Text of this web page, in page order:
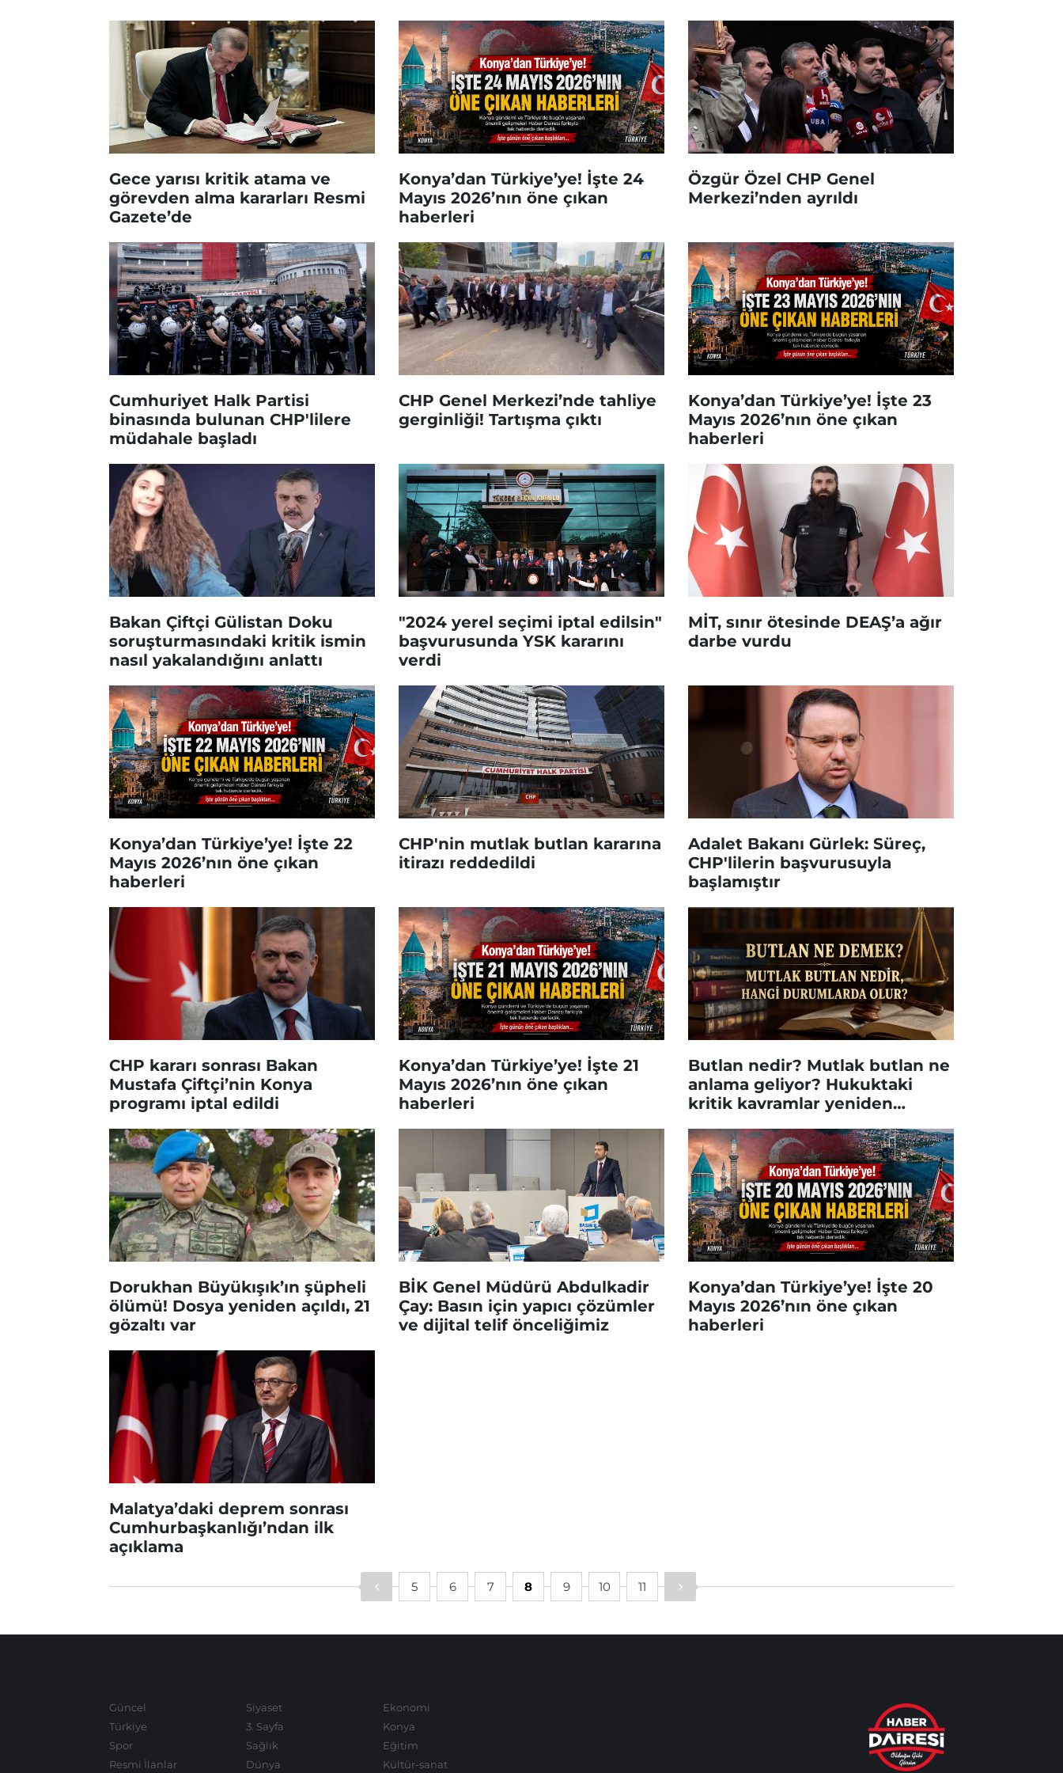
Gece yarısı kritik atama ve
görevden alma kararları Resmi
Gazete’de
Konya’dan Türkiye’ye! İşte 24
Mayıs 2026’nın öne çıkan
haberleri
Özgür Özel CHP Genel
Merkezi’nden ayrıldı
Cumhuriyet Halk Partisi
binasında bulunan CHP'lilere
müdahale başladı
CHP Genel Merkezi’nde tahliye
gerginliği! Tartışma çıktı
Konya’dan Türkiye’ye! İşte 23
Mayıs 2026’nın öne çıkan
haberleri
Bakan Çiftçi Gülistan Doku
soruşturmasındaki kritik ismin
nasıl yakalandığını anlattı
"2024 yerel seçimi iptal edilsin"
başvurusunda YSK kararını
verdi
MİT, sınır ötesinde DEAŞ’a ağır
darbe vurdu
Konya’dan Türkiye’ye! İşte 22
Mayıs 2026’nın öne çıkan
haberleri
CHP'nin mutlak butlan kararına
itirazı reddedildi
Adalet Bakanı Gürlek: Süreç,
CHP'lilerin başvurusuyla
başlamıştır
CHP kararı sonrası Bakan
Mustafa Çiftçi’nin Konya
programı iptal edildi
Konya’dan Türkiye’ye! İşte 21
Mayıs 2026’nın öne çıkan
haberleri
Butlan nedir? Mutlak butlan ne
anlama geliyor? Hukuktaki
kritik kavramlar yeniden
Dorukhan Büyükışık’ın şüpheli
ölümü! Dosya yeniden açıldı, 21
gözaltı var
BİK Genel Müdürü Abdulkadir
Çay: Basın için yapıcı çözümler
ve dijital telif önceliğimiz
Konya’dan Türkiye’ye! İşte 20
Mayıs 2026’nın öne çıkan
haberleri
Malatya’daki deprem sonrası
Cumhurbaşkanlığı’ndan ilk
açıklama
5 6 7 8 9 10 11
Güncel Siyaset
Ekonomi
Türkiye
3. Sayfa
Konya
Spor
Sağlık
Eğitim
Resmi İlanlar
Dünya Kültür-sanat